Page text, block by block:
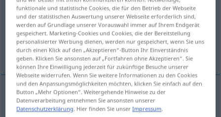
Übersicht aller Übersetzungen
(Für mehr Details die Übersetzung anklicken/antippen)
simultáneo
simultáneo simultan
funktionale und statistische Cookies, die für den Betrieb der Webseite
und der statistischen Auswertung unserer Webseite erforderlich sind,
werden auf Grundlage unserer Vorauswahl immer auf Ihrem Endgerät
gespeichert. Marketing-Cookies und Cookies, die der Bereitstellung
personalisierter Werbung dienen, werden nur gespeichert, wenn Sie uns
durch einen Klick auf den „Akzeptieren“-Button Ihr Einverständnis
geben. Klicken Sie ansonsten auf „Fortfahren ohne Akzeptieren“. Sie
können Ihre Einwilligung jederzeit für zukünftige Besuche unserer
Webseite widerrufen. Wenn Sie weitere Informationen zu den Cookies
und den Anpassungsmöglichkeiten möchten, klicken Sie einfach auf den
Button „Mehr Optionen“. Weitergehende Hinweise zu der
Datenverarbeitung entnehmen Sie ansonsten unserer
Datenschutzerklärung. Hier finden Sie unserImpressum.